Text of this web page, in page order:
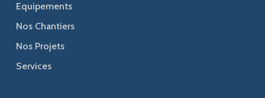
Equipements
Nos Chantiers
Nos Projets
Services